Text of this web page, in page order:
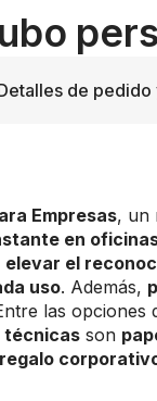
de
Empresas, un
en
elevar el
uso. Además,
las opciones
técnicas son
regalo